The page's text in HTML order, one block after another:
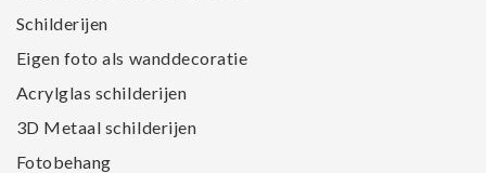
Schilderijen
Eigen foto als wanddecoratie
Acrylglas schilderijen
3D Metaal schilderijen
Fotobehang